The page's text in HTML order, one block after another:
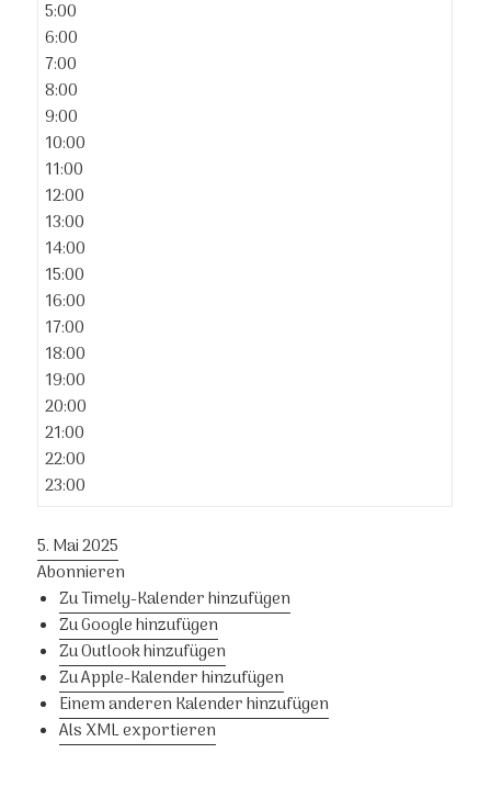
5:00
6:00
7:00
8:00
9:00
10:00
11:00
12:00
13:00
14:00
15:00
16:00
17:00
18:00
19:00
20:00
21:00
22:00
23:00
5. Mai 2025
Abonnieren
Zu Timely-Kalender hinzufügen
Zu Google hinzufügen
Zu Outlook hinzufügen
Zu Apple-Kalender hinzufügen
Einem anderen Kalender hinzufügen
Als XML exportieren